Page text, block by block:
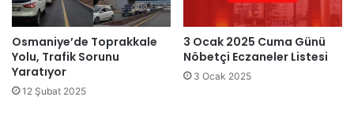
Osmaniye’de Toprakkale
Yolu, Trafik Sorunu
Yaratıyor
12 Şubat 2025
3 Ocak 2025 Cuma Günü
Nöbetçi Eczaneler Listesi
3 Ocak 2025